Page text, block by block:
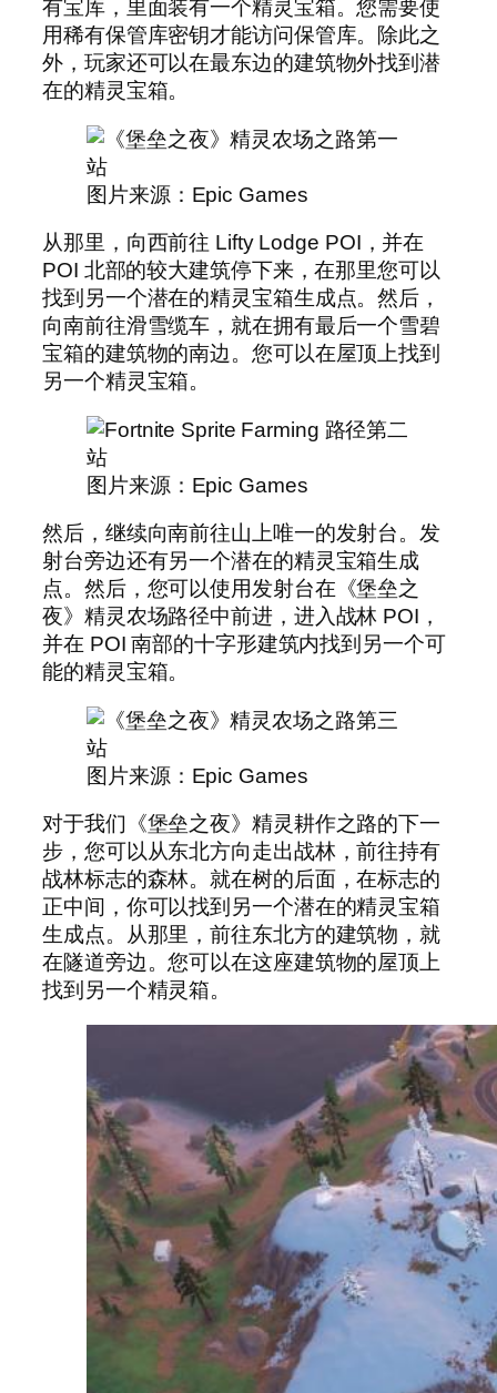
有宝库，里面装有一个精灵宝箱。您需要使
用稀有保管库密钥才能访问保管库。除此之
外，玩家还可以在最东边的建筑物外找到潜
在的精灵宝箱。
图片来源：Epic Games
从那里，向西前往 Lifty Lodge POI，并在
POI 北部的较大建筑停下来，在那里您可以
找到另一个潜在的精灵宝箱生成点。然后，
向南前往滑雪缆车，就在拥有最后一个雪碧
宝箱的建筑物的南边。您可以在屋顶上找到
另一个精灵宝箱。
图片来源：Epic Games
然后，继续向南前往山上唯一的发射台。发
射台旁边还有另一个潜在的精灵宝箱生成
点。然后，您可以使用发射台在《堡垒之
夜》精灵农场路径中前进，进入战林 POI，
并在 POI 南部的十字形建筑内找到另一个可
能的精灵宝箱。
图片来源：Epic Games
对于我们《堡垒之夜》精灵耕作之路的下一
步，您可以从东北方向走出战林，前往持有
战林标志的森林。就在树的后面，在标志的
正中间，你可以找到另一个潜在的精灵宝箱
生成点。从那里，前往东北方的建筑物，就
在隧道旁边。您可以在这座建筑物的屋顶上
找到另一个精灵箱。